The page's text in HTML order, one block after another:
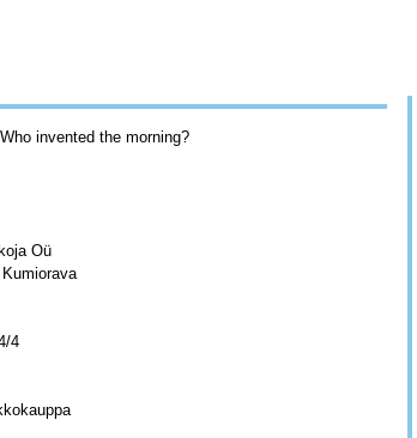
invented the morning?
Oü
4